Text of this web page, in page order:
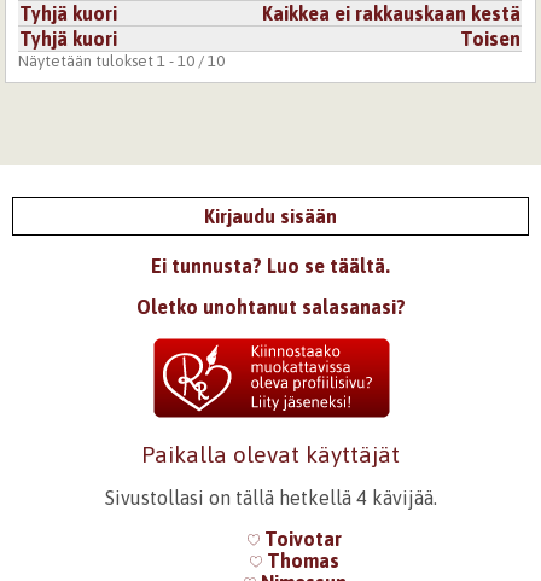
Tyhjä kuori
Kaikkea ei rakkauskaan kestä
Tyhjä kuori
Toisen
Näytetään tulokset 1 - 10 / 10
Kirjaudu sisään
Ei tunnusta? Luo se täältä.
Oletko unohtanut salasanasi?
Paikalla olevat käyttäjät
Sivustollasi on tällä hetkellä 4 kävijää.
Toivotar
Thomas